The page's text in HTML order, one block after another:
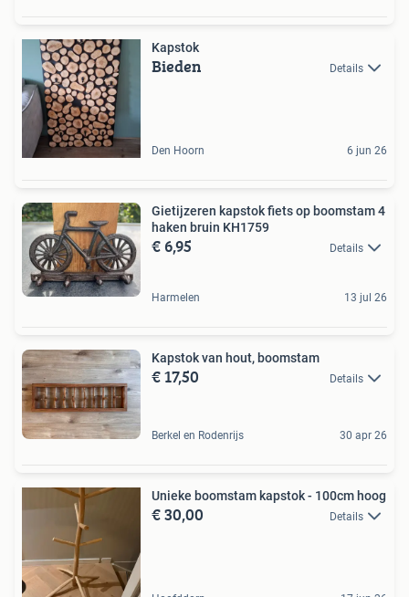
Kapstok
Bieden Details
Den Hoorn 6 jun 26
Gietijzeren kapstok fiets op boomstam 4
haken bruin KH1759
€ 6,95 Details
Harmelen 13 jul 26
Kapstok van hout, boomstam
€ 17,50 Details
Berkel en Rodenrijs 30 apr 26
Unieke boomstam kapstok - 100cm hoog
€ 30,00 Details